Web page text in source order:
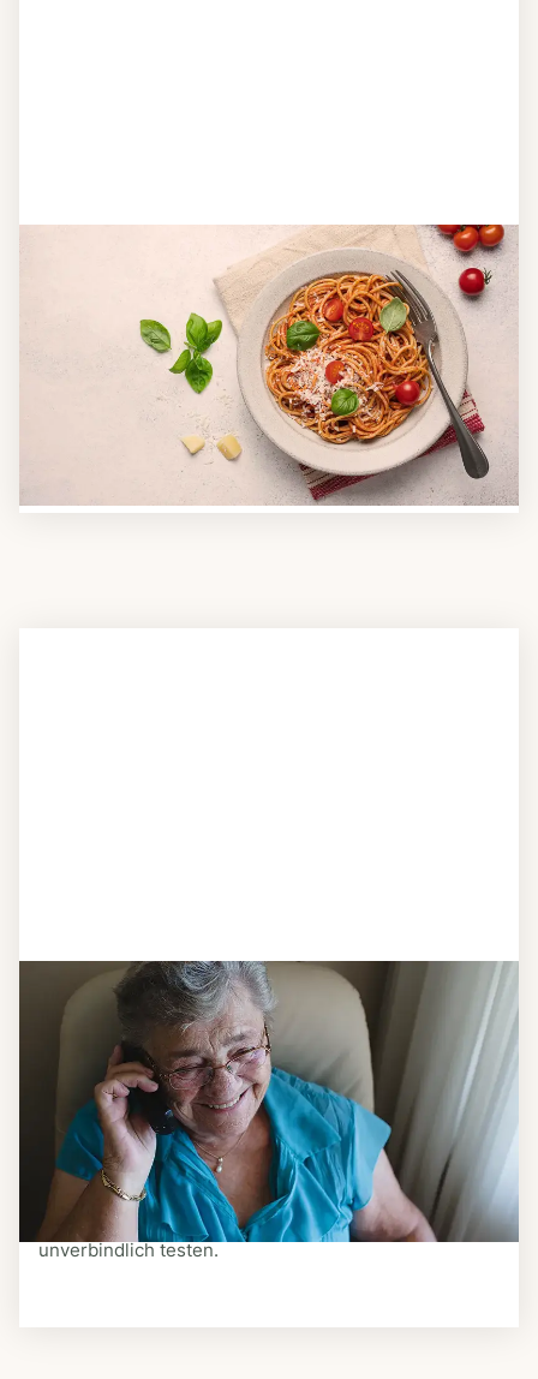
Anbieter finden
Nutzen Sie unsere große Mahlzeiten-Dienst-Suche,
um herauszufinden, welche Anbieter es in Ihrer
Region gibt und welcher am besten zu Ihnen
passt. Verschaffen Sie sich auch einen Überblick über
die Essen auf Rädern-Kosten.
Schritt 3
Bestellen & liefern lassen
Suchen Sie sich aus dem Speiseplan Ihres Anbieters
aus, was Ihnen schmeckt. Bestellen Sie telefonisch,
schriftlich oder im Online-Shop Ihres Anbieters.
Ein Kurier liefert Ihnen das bestellte Essen zum
vereinbarten Zeitpunkt nach Hause. Bei vielen
Anbietern können Sie Essen auf Rädern auch
unverbindlich testen.